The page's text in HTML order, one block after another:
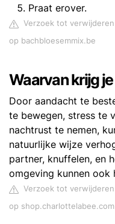
Praat erover.
Verzoek tot
op bachbloesemmix.be
Waarvan krijg
Door aandacht te
te bewegen, stress te
nachtrust te nemen,
natuurlijke wijze
partner, knuffelen, en
omgeving kunnen ook
Verzoek tot
op shop.charlottelabee.com